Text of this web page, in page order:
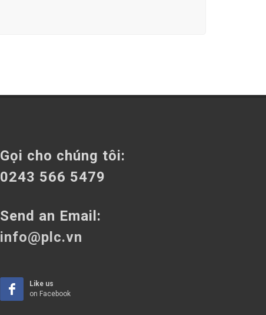
Gọi cho chúng tôi:
0243 566 5479
Send an Email:
info@plc.vn
Like us
on Facebook